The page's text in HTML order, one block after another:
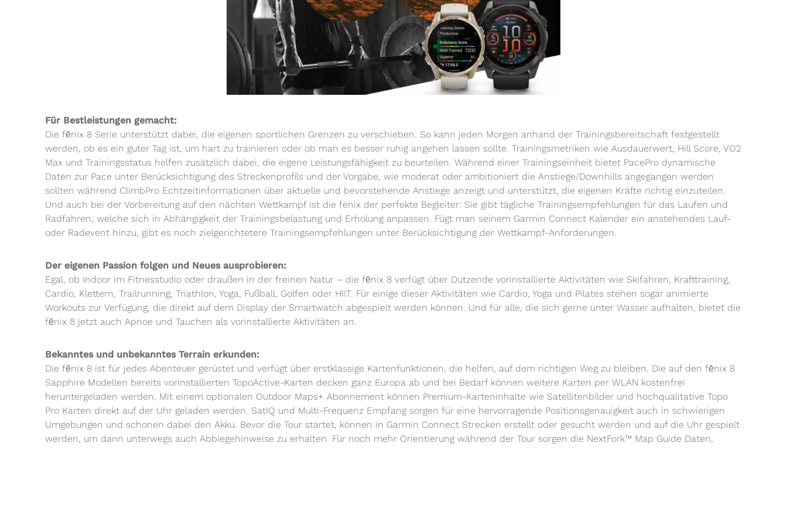
Für Bestleistungen gemacht:
Die fēnix 8 Serie unterstützt dabei, die eigenen sportlichen Grenzen zu verschieben. So kann jeden Morgen anhand der Trainingsbereitschaft festgestellt
werden, ob es ein guter Tag ist, um hart zu trainieren oder ob man es besser ruhig angehen lassen sollte. Trainingsmetriken wie Ausdauerwert, Hill Score, VO2
Max und Trainingsstatus helfen zusätzlich dabei, die eigene Leistungsfähigkeit zu beurteilen. Während einer Trainingseinheit bietet PacePro dynamische
Daten zur Pace unter Berücksichtigung des Streckenprofils und der Vorgabe, wie moderat oder ambitioniert die Anstiege/Downhills angegangen werden
sollten während ClimbPro Echtzeitinformationen über aktuelle und bevorstehende Anstiege anzeigt und unterstützt, die eigenen Kräfte richtig einzuteilen.
Und auch bei der Vorbereitung auf den nächten Wettkampf ist die fenix der perfekte Begleiter: Sie gibt tägliche Trainingsempfehlungen für das Laufen und
Radfahren, welche sich in Abhängigkeit der Trainingsbelastung und Erholung anpassen. Fügt man seinem Garmin Connect Kalender ein anstehendes Lauf-
oder Radevent hinzu, gibt es noch zielgerichtetere Trainingsempfehlungen unter Berücksichtigung der Wettkampf-Anforderungen.
Der eigenen Passion folgen und Neues ausprobieren:
Egal, ob Indoor im Fitnesstudio oder draußen in der freinen Natur – die fēnix 8 verfügt über Dutzende vorinstallierte Aktivitäten wie Skifahren, Krafttraining,
Cardio, Klettern, Trailrunning, Triathlon, Yoga, Fußball, Golfen oder HIIT. Für einige dieser Aktivitäten wie Cardio, Yoga und Pilates stehen sogar animierte
Workouts zur Verfügung, die direkt auf dem Display der Smartwatch abgespielt werden können. Und für alle, die sich gerne unter Wasser aufhalten, bietet die
fēnix 8 jetzt auch Apnoe und Tauchen als vorinstallierte Aktivitäten an.
Bekanntes und unbekanntes Terrain erkunden:
Die fēnix 8 ist für jedes Abenteuer gerüstet und verfügt über erstklassige Kartenfunktionen, die helfen, auf dem richtigen Weg zu bleiben. Die auf den fēnix 8
Sapphire Modellen bereits vorinstallierten TopoActive-Karten decken ganz Europa ab und bei Bedarf können weitere Karten per WLAN kostenfrei
heruntergeladen werden. Mit einem optionalen Outdoor Maps+ Abonnement können Premium-Karteninhalte wie Satellitenbilder und hochqualitative Topo
Pro Karten direkt auf der Uhr geladen werden. SatIQ und Multi-Frequenz Empfang sorgen für eine hervorragende Positionsgenauigkeit auch in schwierigen
Umgebungen und schonen dabei den Akku. Bevor die Tour startet, können in Garmin Connect Strecken erstellt oder gesucht werden und auf die Uhr gespielt
werden, um dann unterwegs auch Abbiegehinweise zu erhalten. Für noch mehr Orientierung während der Tour sorgen die NextFork™ Map Guide Daten,